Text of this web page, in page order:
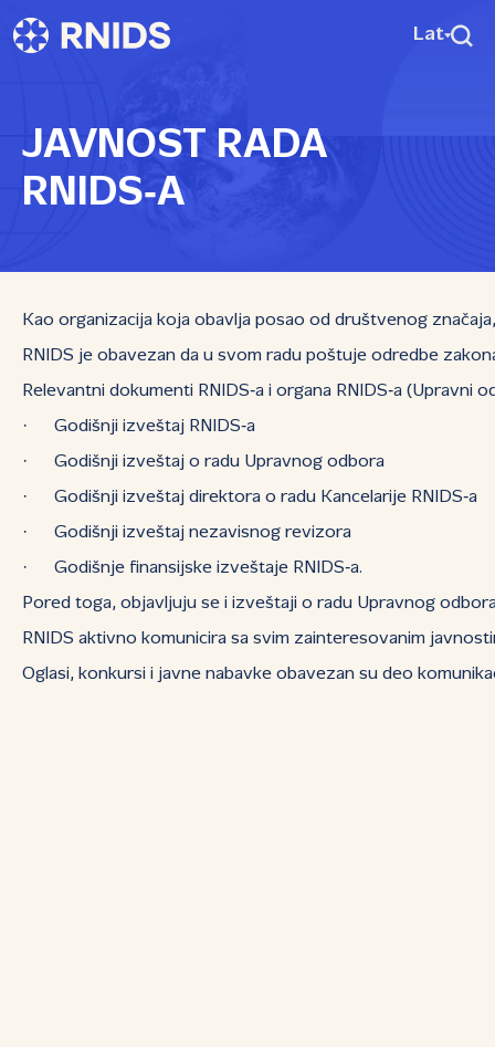
Lat
JAVNOST RADA
RNIDS‑A
Kao organizacija koja obavlja posao od društvenog
RNIDS je obavezan da u svom radu poštuje odredbe
Relevantni dokumenti RNIDS‑a i organa RNIDS‑a
· Godišnji izveštaj RNIDS‑a
· Godišnji izveštaj o radu Upravnog odbora
· Godišnji izveštaj direktora o radu Kancelarije RNIDS‑a
· Godišnji izveštaj nezavisnog revizora
· Godišnje finansijske izveštaje RNIDS‑a.
Pored toga, objavljuju se i izveštaji o radu Upravnog
RNIDS aktivno komunicira sa svim zainteresovanim
Oglasi, konkursi i javne nabavke obavezan su deo